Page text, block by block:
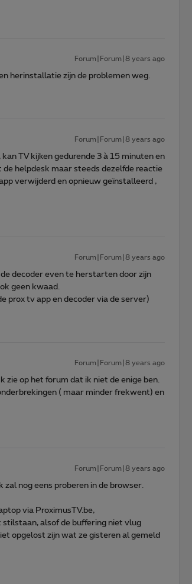
Forum|Forum|8 years ago
herinstallatie zijn de problemen weg.
Forum|Forum|8 years ago
TV kijken gedurende 3 à 15 minuten en
helpdesk maar steeds dezelfde reactie
verwijderd en opnieuw geïnstalleerd ,
Forum|Forum|8 years ago
decoder even te herstarten door zijn
geen kwaad.
prox tv app en decoder via de server)
Forum|Forum|8 years ago
zie op het forum dat ik niet de enige ben.
( maar minder frekwent) en
Forum|Forum|8 years ago
nog eens proberen in de browser.
via ProximusTV.be,
alsof de buffering niet vlug
opgelost zijn wat ze gisteren al gemeld